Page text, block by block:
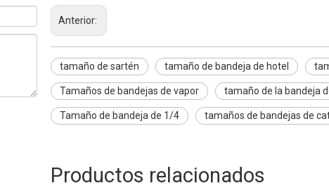
Anterior:
tamaño de sartén tamaño de bandeja de hotel
Tamaños de bandejas de vapor tamaño de la bandeja
Tamaño de bandeja de 1/4 tamaños de bandejas de
Productos relacionados